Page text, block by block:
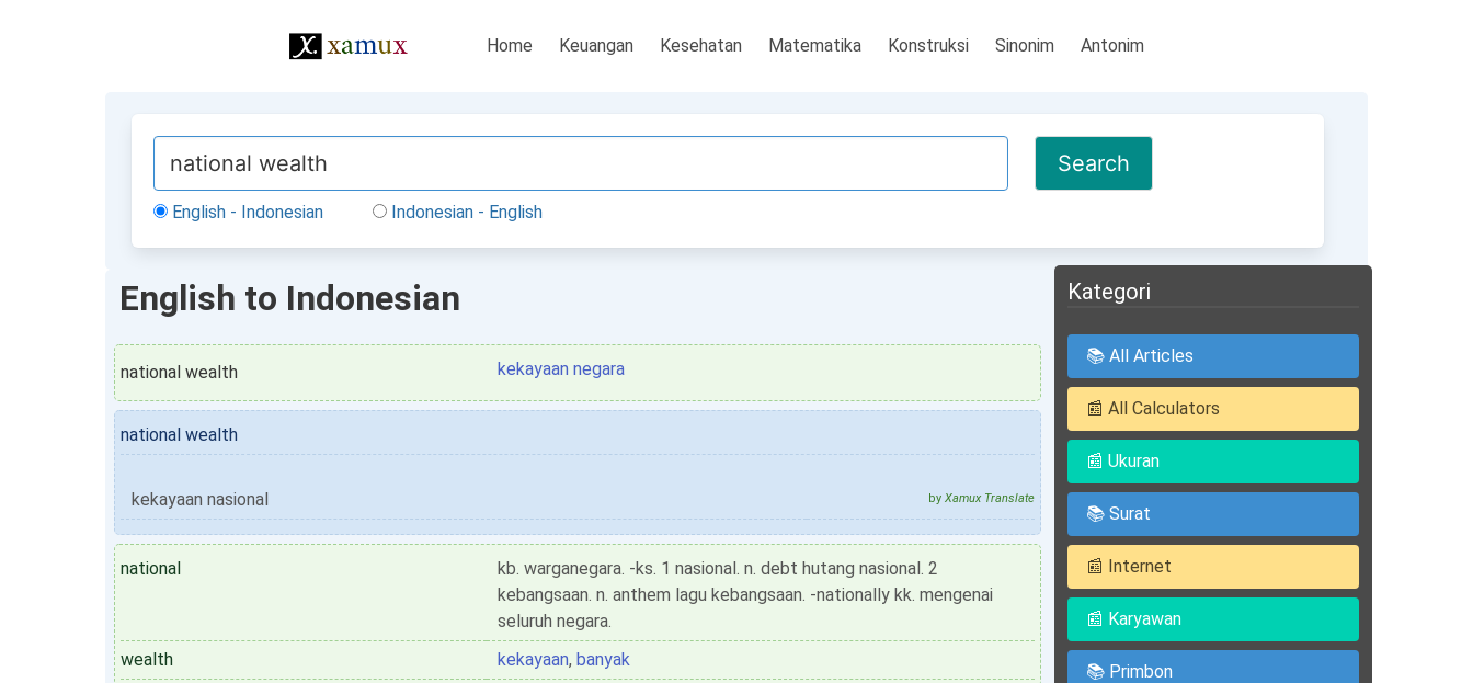
Home Keuangan Kesehatan Matematika Konstruksi Sinonim Antonim
English - Indonesian Indonesian - English
English to Indonesian
national wealth kekayaan negara
national wealth
kekayaan nasional by Xamux Translate
national
kb. warganegara. -ks. 1 nasional. n. debt hutang nasional. 2
kebangsaan. n. anthem lagu kebangsaan. -nationally kk. mengenai
seluruh negara.
wealth
kekayaan, banyak
Kategori
📚 All Articles
📰 All Calculators
📰 Ukuran
📚 Surat
📰 Internet
📰 Karyawan
📚 Primbon